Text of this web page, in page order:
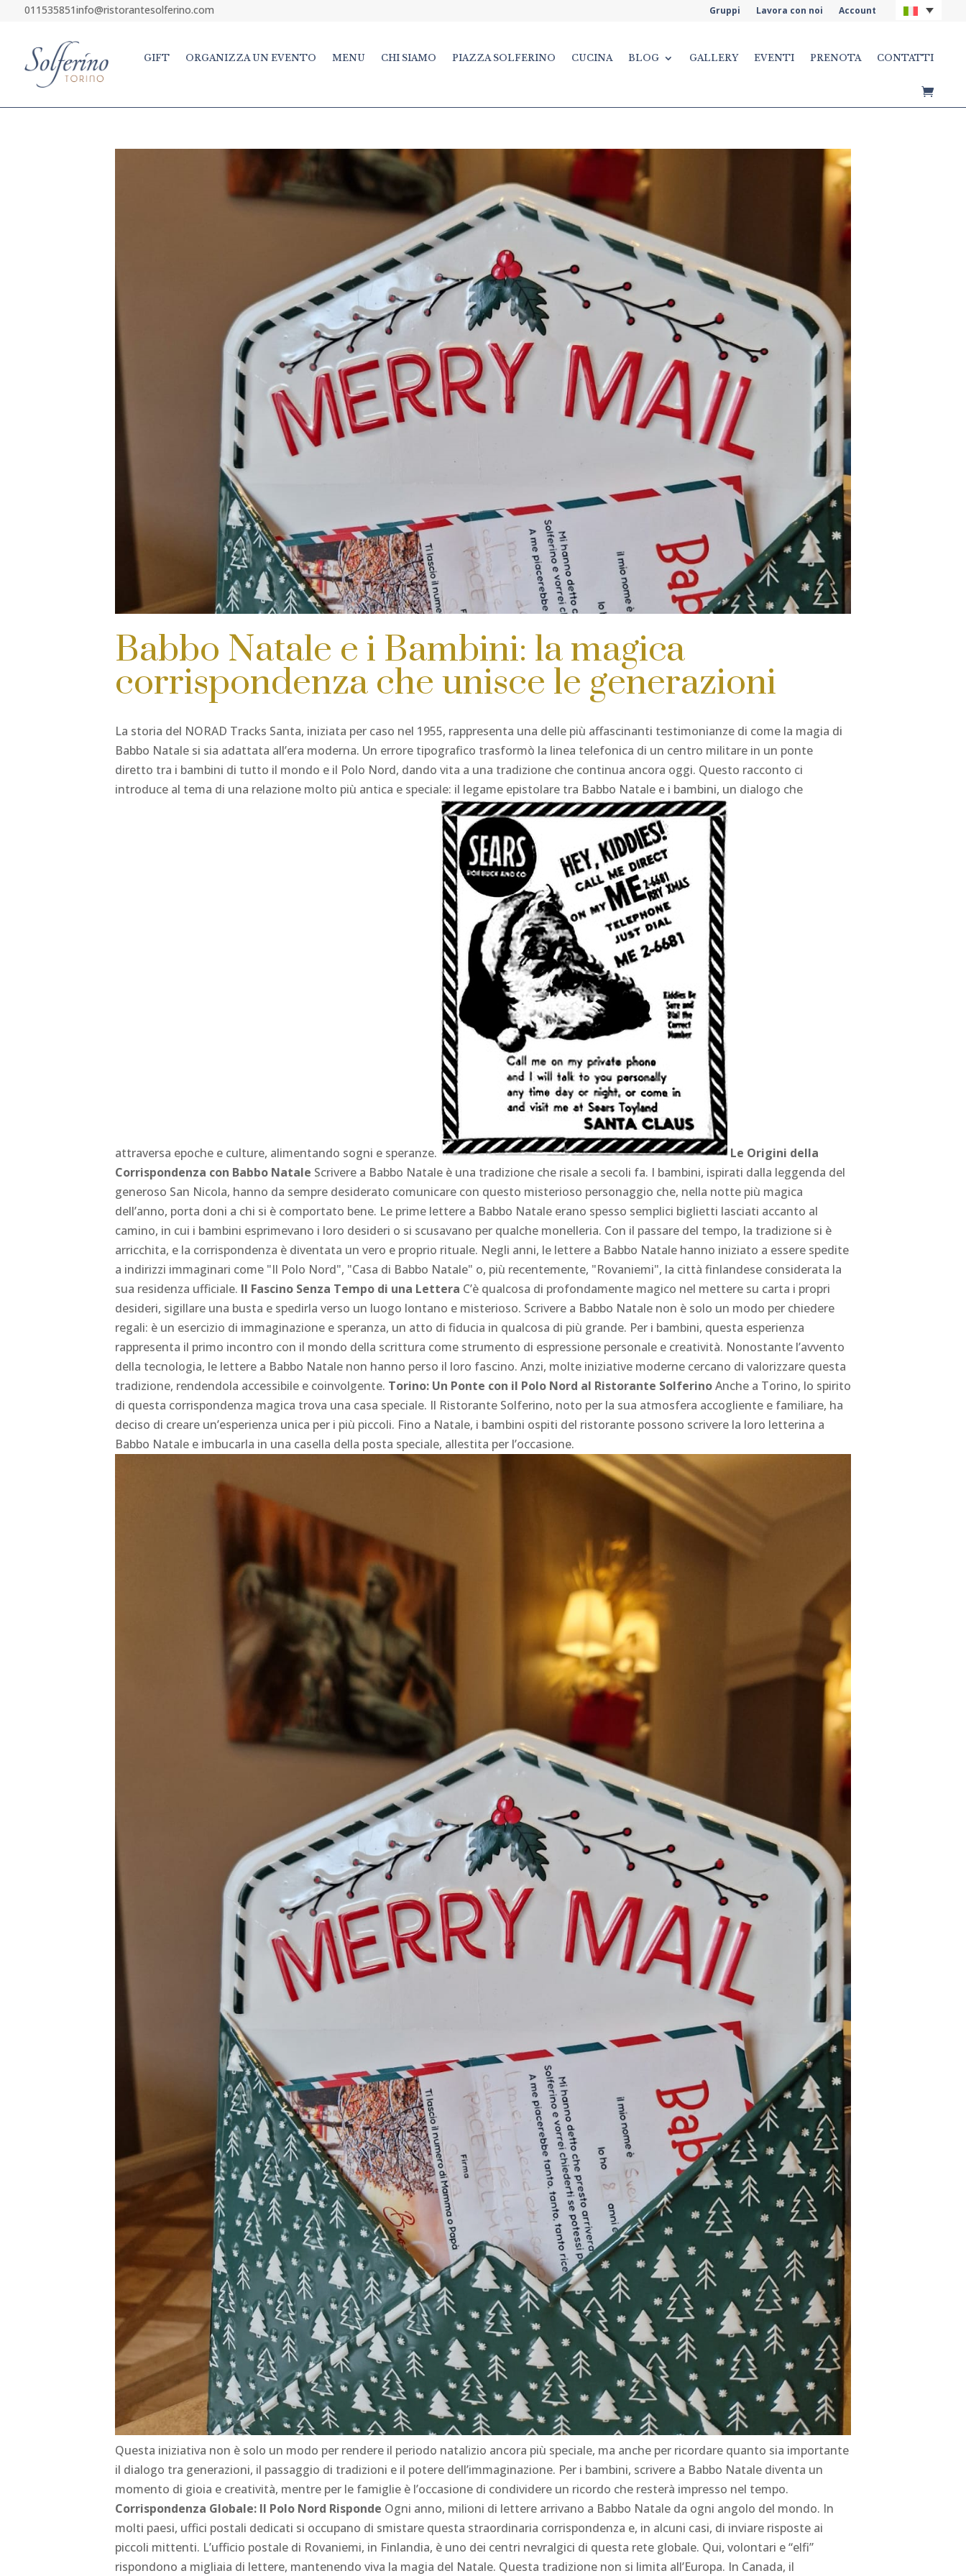
011535851info@ristorantesolferino.com Gruppi Lavora con noi Account
GIFT ORGANIZZA UN EVENTO MENU CHI SIAMO PIAZZA SOLFERINO CUCINA BLOG GALLERY EVENTI PRENOTA CONTATTI
Babbo Natale e i Bambini: la magica
corrispondenza che unisce le generazioni
La storia del NORAD Tracks Santa, iniziata per caso nel 1955, rappresenta una delle più affascinanti testimonianze di come la magia di
Babbo Natale si sia adattata all’era moderna. Un errore tipografico trasformò la linea telefonica di un centro militare in un ponte
diretto tra i bambini di tutto il mondo e il Polo Nord, dando vita a una tradizione che continua ancora oggi. Questo racconto ci
introduce al tema di una relazione molto più antica e speciale: il legame epistolare tra Babbo Natale e i bambini, un dialogo che
attraversa epoche e culture, alimentando sogni e speranze.
Le Origini della
Corrispondenza con Babbo Natale Scrivere a Babbo Natale è una tradizione che risale a secoli fa. I bambini, ispirati dalla leggenda del
generoso San Nicola, hanno da sempre desiderato comunicare con questo misterioso personaggio che, nella notte più magica
dell’anno, porta doni a chi si è comportato bene. Le prime lettere a Babbo Natale erano spesso semplici biglietti lasciati accanto al
camino, in cui i bambini esprimevano i loro desideri o si scusavano per qualche monelleria. Con il passare del tempo, la tradizione si è
arricchita, e la corrispondenza è diventata un vero e proprio rituale. Negli anni, le lettere a Babbo Natale hanno iniziato a essere spedite
a indirizzi immaginari come "Il Polo Nord", "Casa di Babbo Natale" o, più recentemente, "Rovaniemi", la città finlandese considerata la
sua residenza ufficiale. Il Fascino Senza Tempo di una Lettera C’è qualcosa di profondamente magico nel mettere su carta i propri
desideri, sigillare una busta e spedirla verso un luogo lontano e misterioso. Scrivere a Babbo Natale non è solo un modo per chiedere
regali: è un esercizio di immaginazione e speranza, un atto di fiducia in qualcosa di più grande. Per i bambini, questa esperienza
rappresenta il primo incontro con il mondo della scrittura come strumento di espressione personale e creatività. Nonostante l’avvento
della tecnologia, le lettere a Babbo Natale non hanno perso il loro fascino. Anzi, molte iniziative moderne cercano di valorizzare questa
tradizione, rendendola accessibile e coinvolgente. Torino: Un Ponte con il Polo Nord al Ristorante SolferinoAnche a Torino, lo spirito
di questa corrispondenza magica trova una casa speciale. Il Ristorante Solferino, noto per la sua atmosfera accogliente e familiare, ha
deciso di creare un’esperienza unica per i più piccoli. Fino a Natale, i bambini ospiti del ristorante possono scrivere la loro letterina a
Babbo Natale e imbucarla in una casella della posta speciale, allestita per l’occasione.
Questa iniziativa non è solo un modo per rendere il periodo natalizio ancora più speciale, ma anche per ricordare quanto sia importante
il dialogo tra generazioni, il passaggio di tradizioni e il potere dell’immaginazione. Per i bambini, scrivere a Babbo Natale diventa un
momento di gioia e creatività, mentre per le famiglie è l’occasione di condividere un ricordo che resterà impresso nel tempo.
Corrispondenza Globale: Il Polo Nord Risponde Ogni anno, milioni di lettere arrivano a Babbo Natale da ogni angolo del mondo. In
molti paesi, uffici postali dedicati si occupano di smistare questa straordinaria corrispondenza e, in alcuni casi, di inviare risposte ai
piccoli mittenti. L’ufficio postale di Rovaniemi, in Finlandia, è uno dei centri nevralgici di questa rete globale. Qui, volontari e “elfi”
rispondono a migliaia di lettere, mantenendo viva la magia del Natale. Questa tradizione non si limita all’Europa. In Canada, il